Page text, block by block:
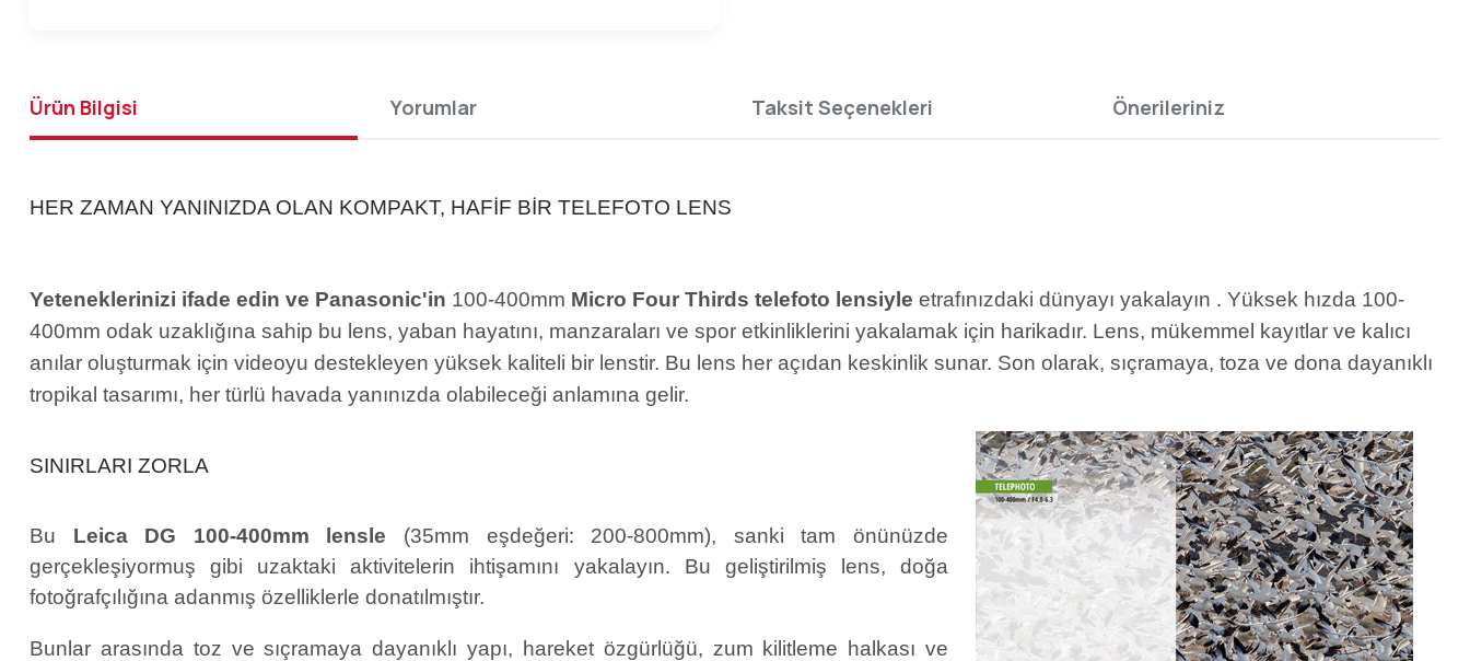
Ürün Bilgisi Yorumlar Taksit Seçenekleri Önerileriniz
HER ZAMAN YANINIZDA OLAN KOMPAKT, HAFIF BIR TELEFOTO LENS
Yeteneklerinizi ifade edin ve Panasonic'in 100-400mm Micro Four Thirds telefoto lensiyle etrafınızdaki dünyayı yakalayın . Yüksek hızda 100-
400mm odak uzaklığına sahip bu lens, yaban hayatını, manzaraları ve spor etkinliklerini yakalamak için harikadır. Lens, mükemmel kayıtlar ve kalıcı
anılar oluşturmak için videoyu destekleyen yüksek kaliteli bir lenstir. Bu lens her açıdan keskinlik sunar. Son olarak, sıçramaya, toza ve dona dayanıklı
tropikal tasarımı, her türlü havada yanınızda olabileceği anlamına gelir.
SINIRLARI ZORLA
Bu Leica DG 100-400mm lensle (35mm eşdeğeri: 200-800mm), sanki tam önünüzde
gerçekleşiyormuş gibi uzaktaki aktivitelerin ihtişamını yakalayın. Bu geliştirilmiş lens, doğa
fotoğrafçılığına adanmış özelliklerle donatılmıştır.
Bunlar arasında toz ve sıçramaya dayanıklı yapı, hareket özgürlüğü, zum kilitleme halkası ve